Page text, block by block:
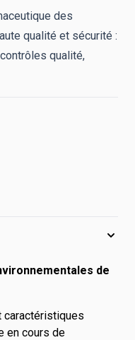
des
qualité et sécurité :
qualité,
de
caractéristiques
en cours de